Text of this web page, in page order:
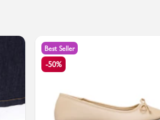
PMagazine
Best Seller
-50%